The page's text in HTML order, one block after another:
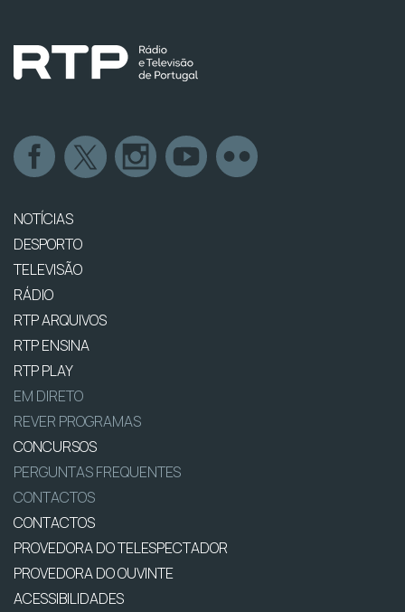
NOTÍCIAS
DESPORTO
TELEVISÃO
RÁDIO
RTP ARQUIVOS
RTP ENSINA
RTP PLAY
EM DIRETO
REVER PROGRAMAS
CONCURSOS
PERGUNTAS FREQUENTES
CONTACTOS
CONTACTOS
PROVEDORA DO TELESPECTADOR
PROVEDORA DO OUVINTE
ACESSIBILIDADES